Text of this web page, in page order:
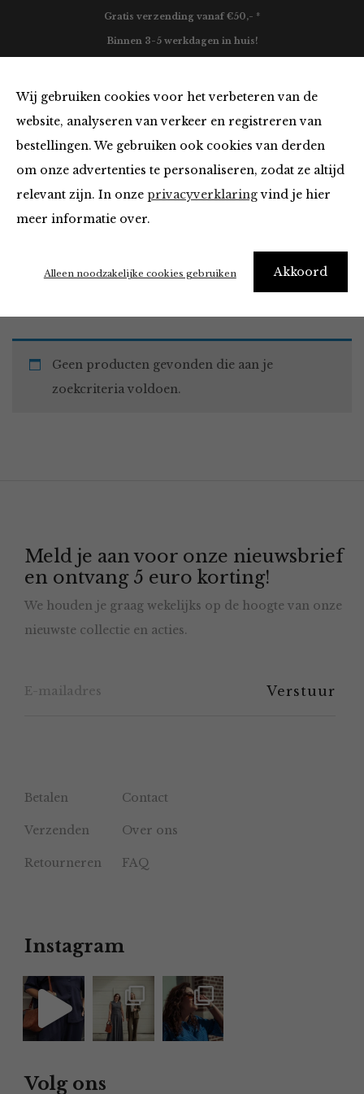
Wij gebruiken cookies voor het verbeteren van de
website, analyseren van verkeer en registreren van
bestellingen. We gebruiken ook cookies van derden
om onze advertenties te personaliseren, zodat ze altijd
relevant zijn. In onze privacyverklaringvind je hier
meer informatie over.
Akkoord
Alleen noodzakelijke cookies gebruiken
Gratis verzending vanaf €50,- *
Binnen 3-5 werkdagen in huis!
Jurken en Rokken in het roze
Home Winkel Kleding Jurken en Rokken
Geen producten gevonden die aan je
zoekcriteria voldoen.
Meld je aan voor onze nieuwsbrief
en ontvang 5 euro korting!
We houden je graag wekelijks op de hoogte van onze
nieuwste collectie en acties.
Betalen Contact
Verzenden Over ons
Retourneren FAQ
Instagram
Volg ons